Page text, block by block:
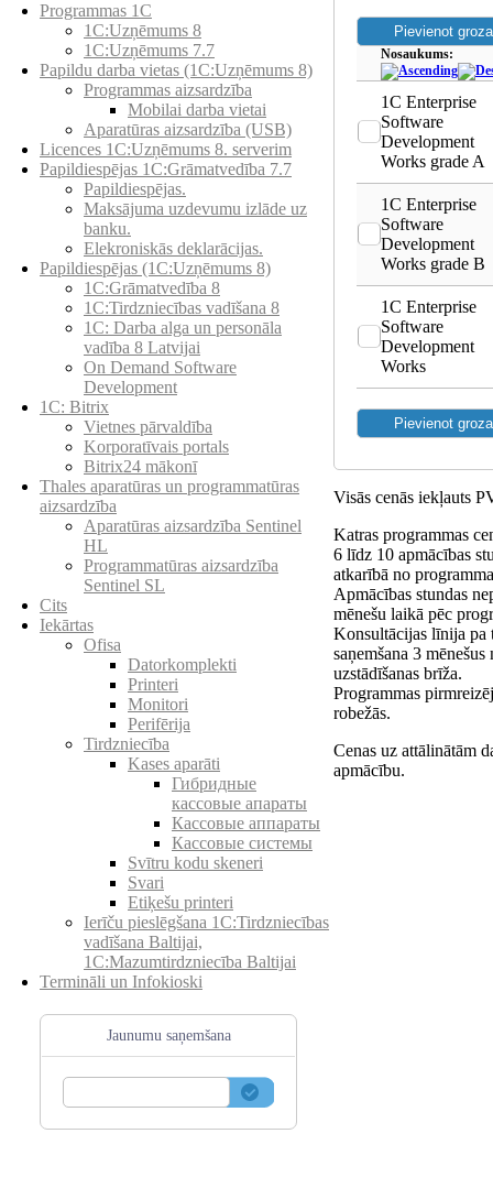
Programmas 1C
1C:Uzņēmums 8
1C:Uzņēmums 7.7
Papildu darba vietas (1C:Uzņēmums 8)
Programmas aizsardzība
Mobilai darba vietai
Aparatūras aizsardzība (USB)
Licences 1C:Uzņēmums 8. serverim
Papildiespējas 1C:Grāmatvedība 7.7
Papildiespējas.
Maksājuma uzdevumu izlāde uz
banku.
Elekroniskās deklarācijas.
Papildiespējas (1C:Uzņēmums 8)
1C:Grāmatvedība 8
1C:Tirdzniecības vadīšana 8
1С: Darba alga un personāla
vadība 8 Latvijai
On Demand Software
Development
1C: Bitrix
Vietnes pārvaldība
Korporatīvais portals
Bitrix24 mākonī
Thales aparatūras un programmatūras
aizsardzība
Aparatūras aizsardzība Sentinel
HL
Programmatūras aizsardzība
Sentinel SL
Cits
Iekārtas
Ofisa
Datorkomplekti
Printeri
Monitori
Perifērija
Tirdzniecība
Kases aparāti
Гибридные
кассовые апараты
Кассовые аппараты
Кассовые системы
Svītru kodu skeneri
Svari
Etiķešu printeri
Ierīču pieslēgšana 1C:Tirdzniecības
vadīšana Baltijai,
1C:Mazumtirdzniecība Baltijai
Termināli un Infokioski
Jaunumu saņemšana
Nosaukums:
1C Enterprise
Software
Development
Works grade A
1C Enterprise
Software
Development
Works grade B
1C Enterprise
Software
Development
Works
Visās cenās iekļauts
Katras programmas
6 līdz 10 apmācības
atkarībā no
Apmācības stundas
mēnešu laikā pēc
Konsultācijas līnija pa
saņemšana 3
uzstādīšanas brīža.
Programmas
robežās.
Cenas uz attālinātām
apmācību.